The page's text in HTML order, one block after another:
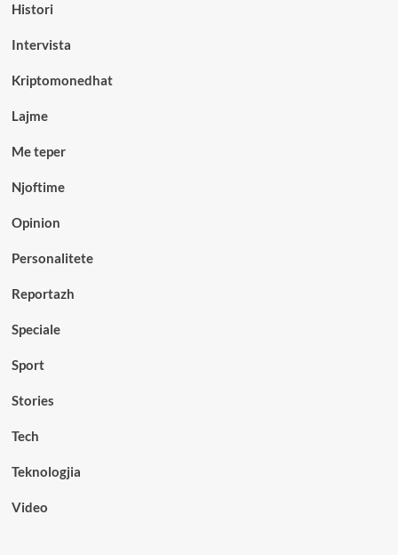
Histori
Intervista
Kriptomonedhat
Lajme
Me teper
Njoftime
Opinion
Personalitete
Reportazh
Speciale
Sport
Stories
Tech
Teknologjia
Video